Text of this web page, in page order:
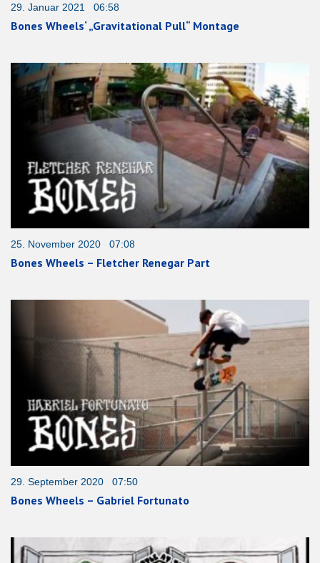
29. Januar 2021 06:58
Bones Wheels‘ „Gravitational Pull“ Montage
25. November 2020 07:08
Bones Wheels – Fletcher Renegar Part
29. September 2020 07:50
Bones Wheels – Gabriel Fortunato